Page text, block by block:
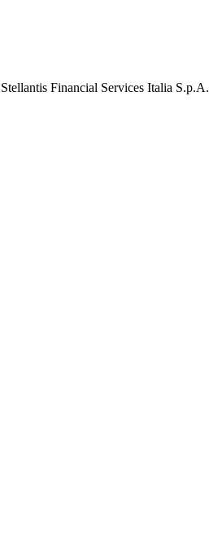
Financial Services Italia S.p.A.